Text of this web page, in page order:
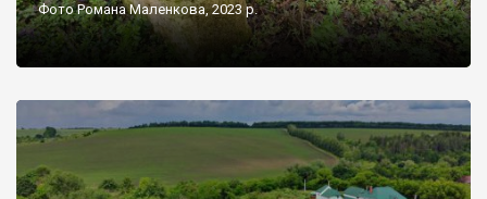
Фото Романа Маленкова, 2023 р.